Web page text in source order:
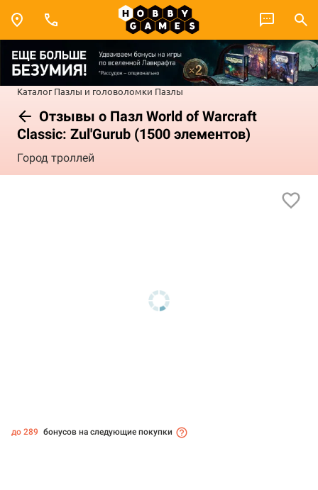
Каталог Пазлы и головоломки Пазлы
Отзывы о Пазл World of Warcraft
Classic: Zul'Gurub (1500 элементов)
Город троллей
до 289 бонусов на следующие покупки